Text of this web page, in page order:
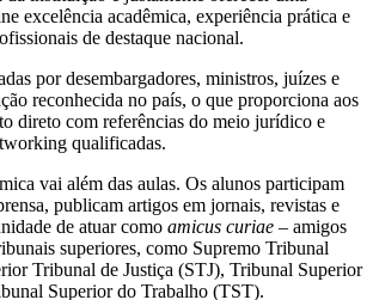
excelência acadêmica, experiência prática e
de destaque nacional.
por desembargadores, ministros, juízes e
reconhecida no país, o que proporciona aos
direto com referências do meio jurídico e
qualificadas.
vai além das aulas. Os alunos participam
publicam artigos em jornais, revistas e
de atuar como amicus curiae – amigos
superiores, como Supremo Tribunal
Tribunal de Justiça (STJ), Tribunal Superior
Superior do Trabalho (TST).